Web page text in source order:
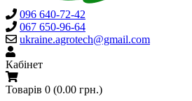
096 640-72-42
067 650-96-64
ukraine.agrotech@gmail.com
Кабінет
Товарів 0 (0.00 грн.)